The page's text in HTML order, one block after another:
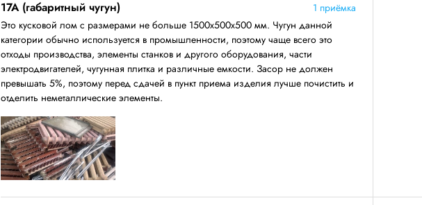
17А (габаритный чугун)
1 приёмка
Это кусковой лом с размерами не больше 1500х500х500 мм. Чугун данной
категории обычно используется в промышленности, поэтому чаще всего это
отходы производства, элементы станков и другого оборудования, части
электродвигателей, чугунная плитка и различные емкости. Засор не должен
превышать 5%, поэтому перед сдачей в пункт приема изделия лучше почистить и
отделить неметаллические элементы.